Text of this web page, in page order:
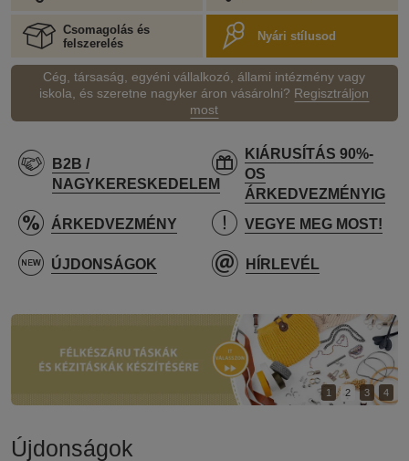
Csomagolás és
felszerelés
Nyári stílusod
Cég, társaság, egyéni vállalkozó, állami intézmény vagy
iskola, és szeretne nagyker áron vásárolni? Regisztráljon
most
1 2 3 4
Újdonságok
B2B /
NAGYKERESKEDELEM
KIÁRUSÍTÁS 90%-
OS
ÁRKEDVEZMÉNYIG
ÁRKEDVEZMÉNY
VEGYE MEG MOST!
ÚJDONSÁGOK HÍRLEVÉL